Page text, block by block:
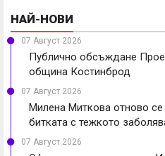
НАЙ-НОВИ
07 Август 2026
Публично обсъждане
община Костинброд
07 Август 2026
Милена Миткова отново
битката с тежкото
07 Август 2026